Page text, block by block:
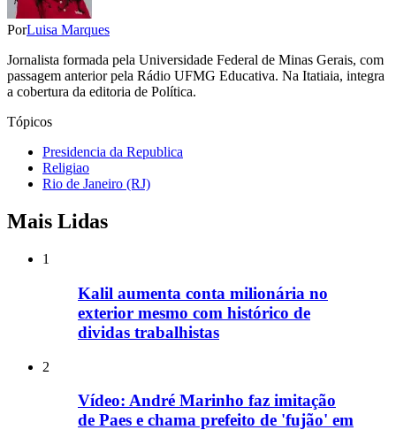
PorLuisa Marques
Jornalista formada pela Universidade Federal de Minas Gerais, com
passagem anterior pela Rádio UFMG Educativa. Na Itatiaia, integra
a cobertura da editoria de Política.
Tópicos
Presidencia da Republica
Religiao
Rio de Janeiro (RJ)
Mais Lidas
1
Kalil aumenta conta milionária no
exterior mesmo com histórico de
dividas trabalhistas
2
Vídeo: André Marinho faz imitação
de Paes e chama prefeito de 'fujão' em